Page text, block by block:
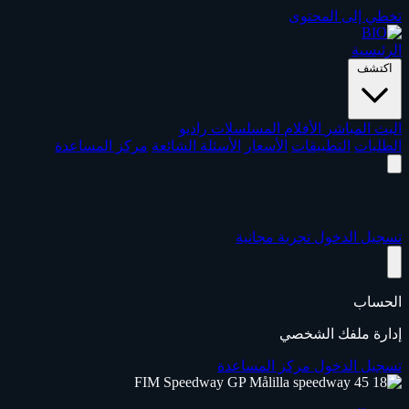
تخطي إلى المحتوى
الرئيسية
اكتشف
البث المباشر الأفلام المسلسلات راديو
الطلبات التطبيقات الأسعار الأسئلة الشائعة مركز المساعدة
تسجيل الدخول تجربة مجانية
الحساب
إدارة ملفك الشخصي
تسجيل الدخول مركز المساعدة